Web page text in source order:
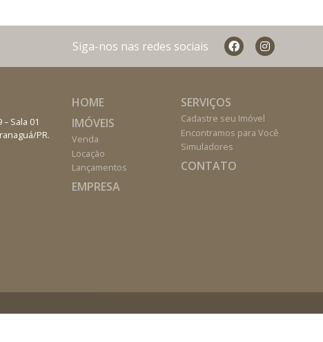
Siga-nos nas redes sociais
Sala 01
PR.
HOME
IMÓVEIS
Venda
Locação
Lançamentos
EMPRESA
SERVIÇOS
Cadastre seu Imóvel
Encontramos para Você
Simuladores
CONTATO